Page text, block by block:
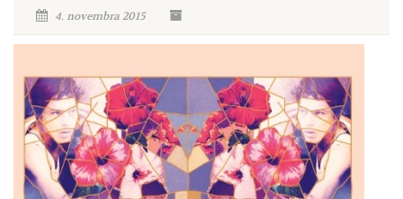
4. novembra 2015